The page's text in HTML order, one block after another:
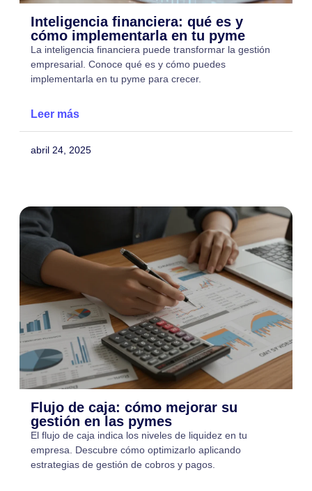
Inteligencia financiera: qué es y
cómo implementarla en tu pyme
La inteligencia financiera puede transformar la gestión
empresarial. Conoce qué es y cómo puedes
implementarla en tu pyme para crecer.
Leer más
abril 24, 2025
Flujo de caja: cómo mejorar su
gestión en las pymes
El flujo de caja indica los niveles de liquidez en tu
empresa. Descubre cómo optimizarlo aplicando
estrategias de gestión de cobros y pagos.